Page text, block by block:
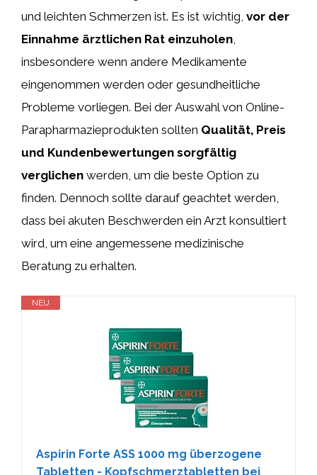
und leichten Schmerzen ist. Es ist wichtig, vor der
Einnahme ärztlichen Rat einzuholen,
insbesondere wenn andere Medikamente
eingenommen werden oder gesundheitliche
Probleme vorliegen. Bei der Auswahl von Online-
Parapharmazieprodukten sollten Qualität, Preis
und Kundenbewertungen sorgfältig
verglichen werden, um die beste Option zu
finden. Dennoch sollte darauf geachtet werden,
dass bei akuten Beschwerden ein Arzt konsultiert
wird, um eine angemessene medizinische
Beratung zu erhalten.
NEU
Aspirin Forte ASS 1000 mg überzogene
Tabletten - Kopfschmerztabletten bei